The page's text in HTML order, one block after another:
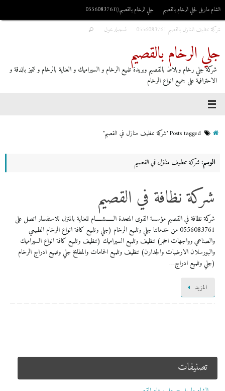
الشام ماربل لجلي الرخام بالقصيم
جلي الرخام بالقصيم\\0556083761
شركة تنظيف المنازل بالقصيم 0556083761
تسجيلدخول
جلي الرخام بالقصيم
شركة جلي رخام وبلاط بالقصيم وبريدة تلميع الرخام و السيراميك و العناية بالرخام و نتميز بالدقة و
الاحترافية على جميع انواع الرخام
Posts tagged "شركة تنظيف منازل في القصيم"
الوسم: شركة تنظيف منازل في القصيم
شركة نظافة في القصيم
شركة نظافة في القصيم مؤسسة القوى المتحدة الــــــشـــــام للعناية بالمنزل للاستفسار اتصل على
0556083761 من خدماتنا جلي وتلميع الرخام (جلي وتلميع كافة انواع الرخام الطبيعي
والصناعي وواجهات الحجر) تنظيف وتلميع السيراميك (تنظيف وتلميع كافة انواع السيراميك
والبورسلان الارضيات والجدارن) تنظيف وتلميع الحمامات والمطابخ جلي وتلميع ادراج الرخام
(جلي وتلميع ادراج…
المزيد
تصنيفات